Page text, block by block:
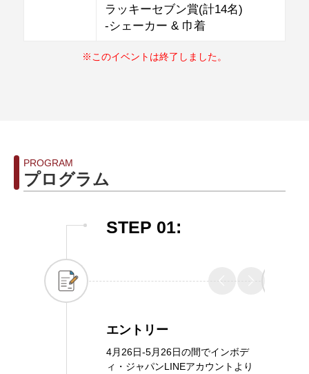
ラッキーセブン賞(計14名)
-シェーカー & 巾着
※このイベントは終了しました。
PROGRAM
プログラム
STEP 01:
エントリー
4月26日-5月26日の間でインボデ
ィ・ジャパンLINEアカウントより